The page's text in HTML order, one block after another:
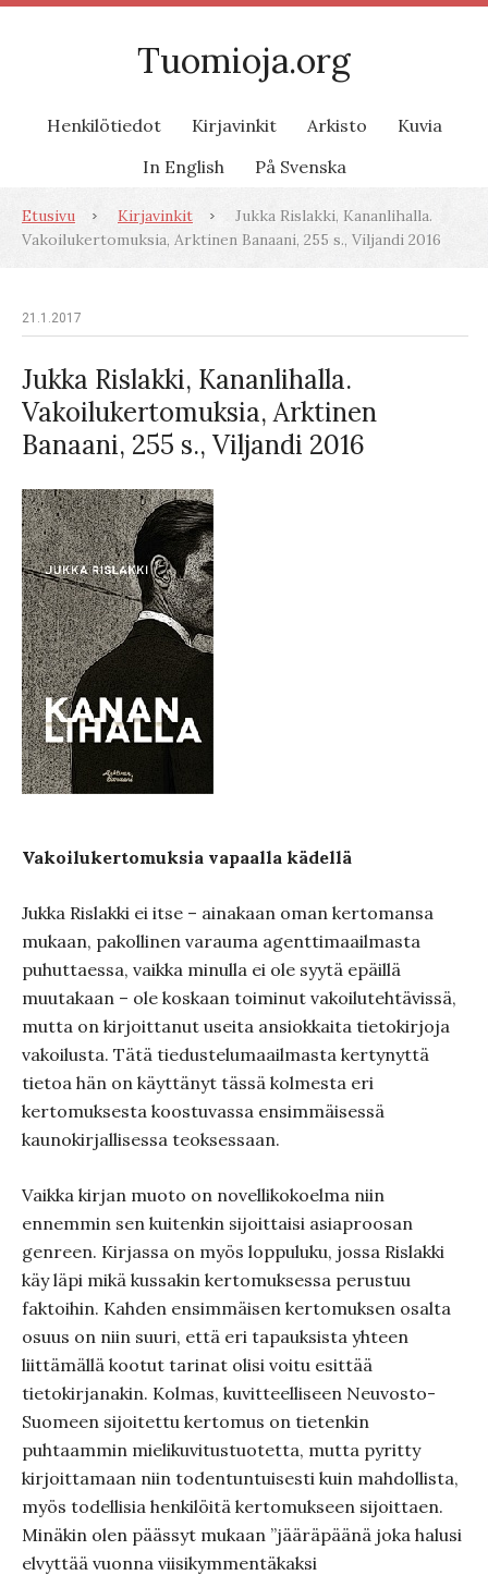
Tuomioja.org
Henkilötiedot Kirjavinkit Arkisto
Kuvia
In English
På Svenska
Etusivu Kirjavinkit
Jukka Rislakki, Kananlihalla.
Vakoilukertomuksia, Arktinen Banaani, 255 s., Viljandi 2016
21.1.2017
Jukka Rislakki, Kananlihalla.
Vakoilukertomuksia, Arktinen
Banaani, 255 s., Viljandi 2016
Vakoilukertomuksia vapaalla kädellä
Jukka Rislakki ei itse – ainakaan oman kertomansa
mukaan, pakollinen varauma agenttimaailmasta
puhuttaessa, vaikka minulla ei ole syytä epäillä
muutakaan – ole koskaan toiminut vakoilutehtävissä,
mutta on kirjoittanut useita ansiokkaita tietokirjoja
vakoilusta. Tätä tiedustelumaailmasta kertynyttä
tietoa hän on käyttänyt tässä kolmesta eri
kertomuksesta koostuvassa ensimmäisessä
kaunokirjallisessa teoksessaan.
Vaikka kirjan muoto on novellikokoelma niin
ennemmin sen kuitenkin sijoittaisi asiaproosan
genreen. Kirjassa on myös loppuluku, jossa Rislakki
käy läpi mikä kussakin kertomuksessa perustuu
faktoihin. Kahden ensimmäisen kertomuksen osalta
osuus on niin suuri, että eri tapauksista yhteen
liittämällä kootut tarinat olisi voitu esittää
tietokirjanakin. Kolmas, kuvitteelliseen Neuvosto-
Suomeen sijoitettu kertomus on tietenkin
puhtaammin mielikuvitustuotetta, mutta pyritty
kirjoittamaan niin todentuntuisesti kuin mahdollista,
myös todellisia henkilöitä kertomukseen sijoittaen.
Minäkin olen päässyt mukaan ”jääräpäänä joka halusi
elvyttää vuonna viisikymmentäkaksi